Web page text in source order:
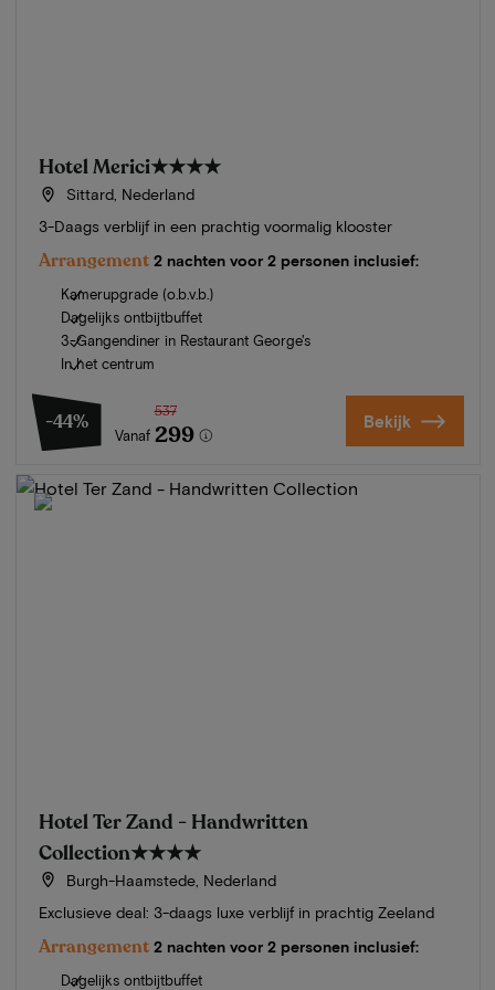
Hotel Merici★★★★
Sittard, Nederland
3-Daags verblijf in een prachtig voormalig klooster
Arrangement 2 nachten voor 2 personen inclusief:
Kamerupgrade (o.b.v.b.)
Dagelijks ontbijtbuffet
3-Gangendiner in Restaurant George's
In het centrum
-44%
Vanaf
537
299 Bekijk
Hotel Ter Zand - Handwritten
Collection★★★★
Burgh-Haamstede, Nederland
Exclusieve deal: 3-daags luxe verblijf in prachtig Zeeland
Arrangement 2 nachten voor 2 personen inclusief:
Dagelijks ontbijtbuffet